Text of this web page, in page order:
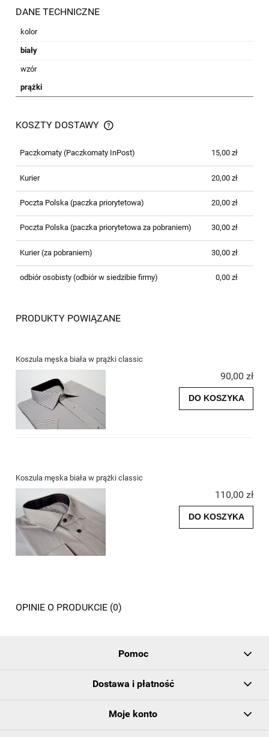
DANE TECHNICZNE
kolor
biały
wzór
prążki
KOSZTY DOSTAWY
Paczkomaty(Paczkomaty InPost) 15,00 zł
Kurier 20,00 zł
Poczta Polska (paczka priorytetowa) 20,00 zł
Poczta Polska (paczka priorytetowa za pobraniem) 30,00 zł
Kurier (za pobraniem) 30,00 zł
odbiór osobisty(odbiór w siedzibie firmy) 0,00 zł
PRODUKTY POWIĄZANE
Koszula męska biała w prążki classic
90,00 zł
DO KOSZYKA
Koszula męska biała w prążki classic
110,00 zł
DO KOSZYKA
OPINIE O PRODUKCIE (0)
Pomoc
Dostawa i płatność
Moje konto